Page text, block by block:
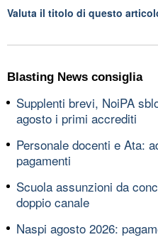
Valuta il titolo di questo
Blasting News consiglia
Supplenti brevi, NoiPA
agosto i primi accrediti
Personale docenti e Ata:
pagamenti
Scuola assunzioni da
doppio canale
Naspi agosto 2026: